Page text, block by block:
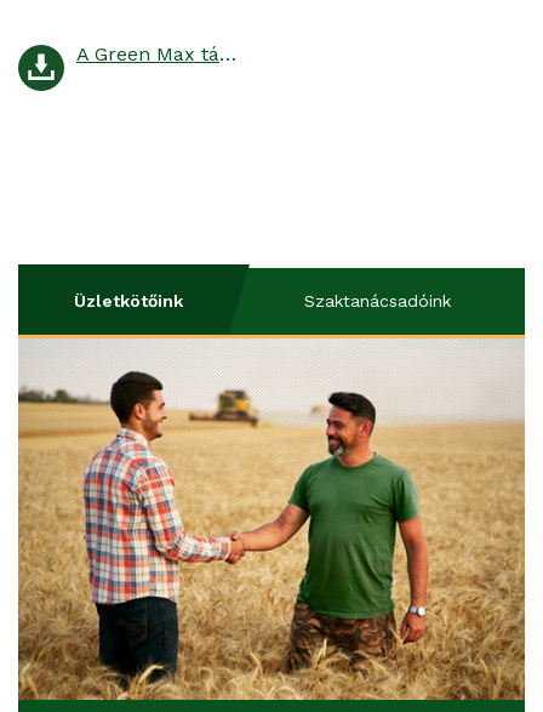
A Green Max tápanyagai a kiskert szolgálatában
Üzletkötőink Szaktanácsadóink